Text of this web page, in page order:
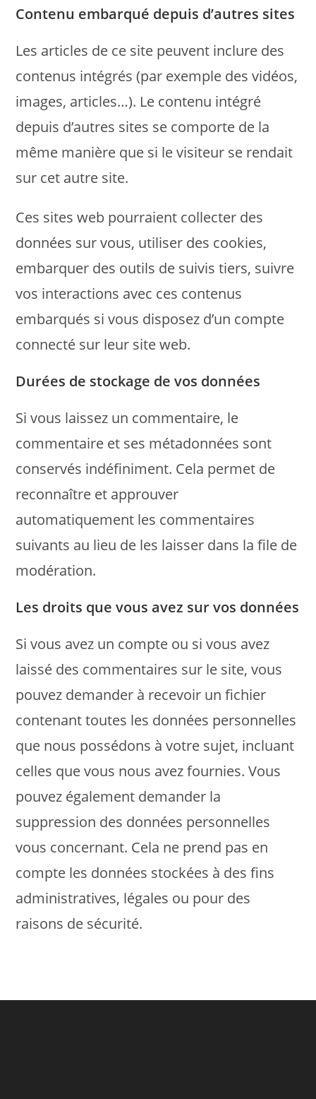
Contenu embarqué depuis d’autres sites
Les articles de ce site peuvent inclure des
contenus intégrés (par exemple des vidéos,
images, articles…). Le contenu intégré
depuis d’autres sites se comporte de la
même manière que si le visiteur se rendait
sur cet autre site.
Ces sites web pourraient collecter des
données sur vous, utiliser des cookies,
embarquer des outils de suivis tiers, suivre
vos interactions avec ces contenus
embarqués si vous disposez d’un compte
connecté sur leur site web.
Durées de stockage de vos données
Si vous laissez un commentaire, le
commentaire et ses métadonnées sont
conservés indéfiniment. Cela permet de
reconnaître et approuver
automatiquement les commentaires
suivants au lieu de les laisser dans la file de
modération.
Les droits que vous avez sur vos données
Si vous avez un compte ou si vous avez
laissé des commentaires sur le site, vous
pouvez demander à recevoir un fichier
contenant toutes les données personnelles
que nous possédons à votre sujet, incluant
celles que vous nous avez fournies. Vous
pouvez également demander la
suppression des données personnelles
vous concernant. Cela ne prend pas en
compte les données stockées à des fins
administratives, légales ou pour des
raisons de sécurité.